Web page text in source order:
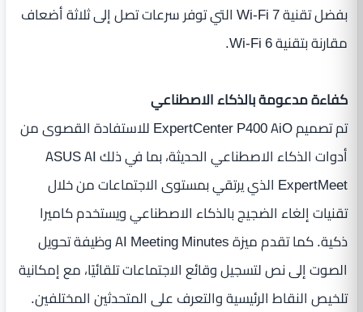
بفضل تقنية Wi-Fi 7 التي توفر سرعات تصل إلى ثلاثة أضعاف
مقارنة بتقنية Wi-Fi 6.
كفاءة مدعومة بالذكاء الاصطناعي
تم تصميم ExpertCenter P400 AiO للاستفادة القصوى من
أدوات الذكاء الاصطناعي الحديثة، بما في ذلك ASUS AI
ExpertMeet الذي يرتقي بمستوى الاجتماعات من خلال
تقنيات إلغاء الضجيج بالذكاء الاصطناعي ويستخدم كاميرا
ذكية. كما تقدم ميزة AI Meeting Minutes وظيفة تحويل
الصوت إلى نص لتسجيل وقائع الاجتماعات تلقائيًا، مع إمكانية
تلخيص النقاط الرئيسية والتعرف على المتحدثين المختلفين.